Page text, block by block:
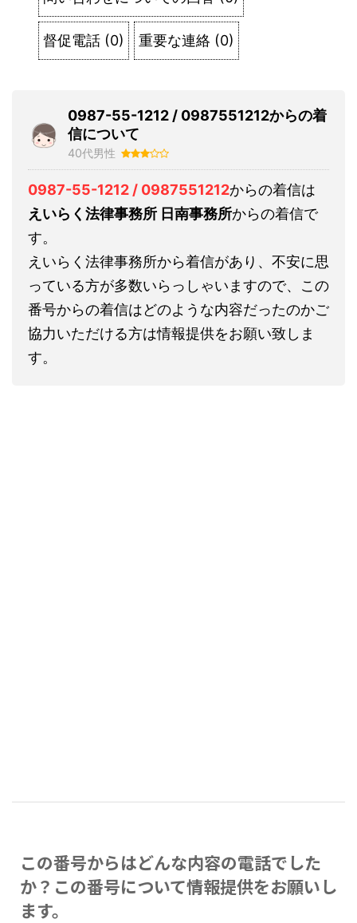
督促電話 (0) 重要な連絡 (0)
0987-55-1212 / 0987551212からの着
信について
40代男性
0987-55-1212 / 0987551212からの着信は
えいらく法律事務所 日南事務所からの着信で
す。
えいらく法律事務所から着信があり、不安に思
っている方が多数いらっしゃいますので、この
番号からの着信はどのような内容だったのかご
協力いただける方は情報提供をお願い致しま
す。
この番号からはどんな内容の電話でした
か？この番号について情報提供をお願いし
ます。